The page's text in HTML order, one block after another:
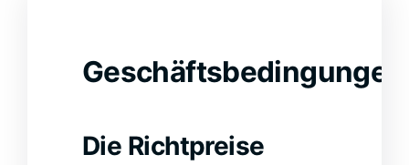
Geschäftsbedingungen
Die Richtpreise